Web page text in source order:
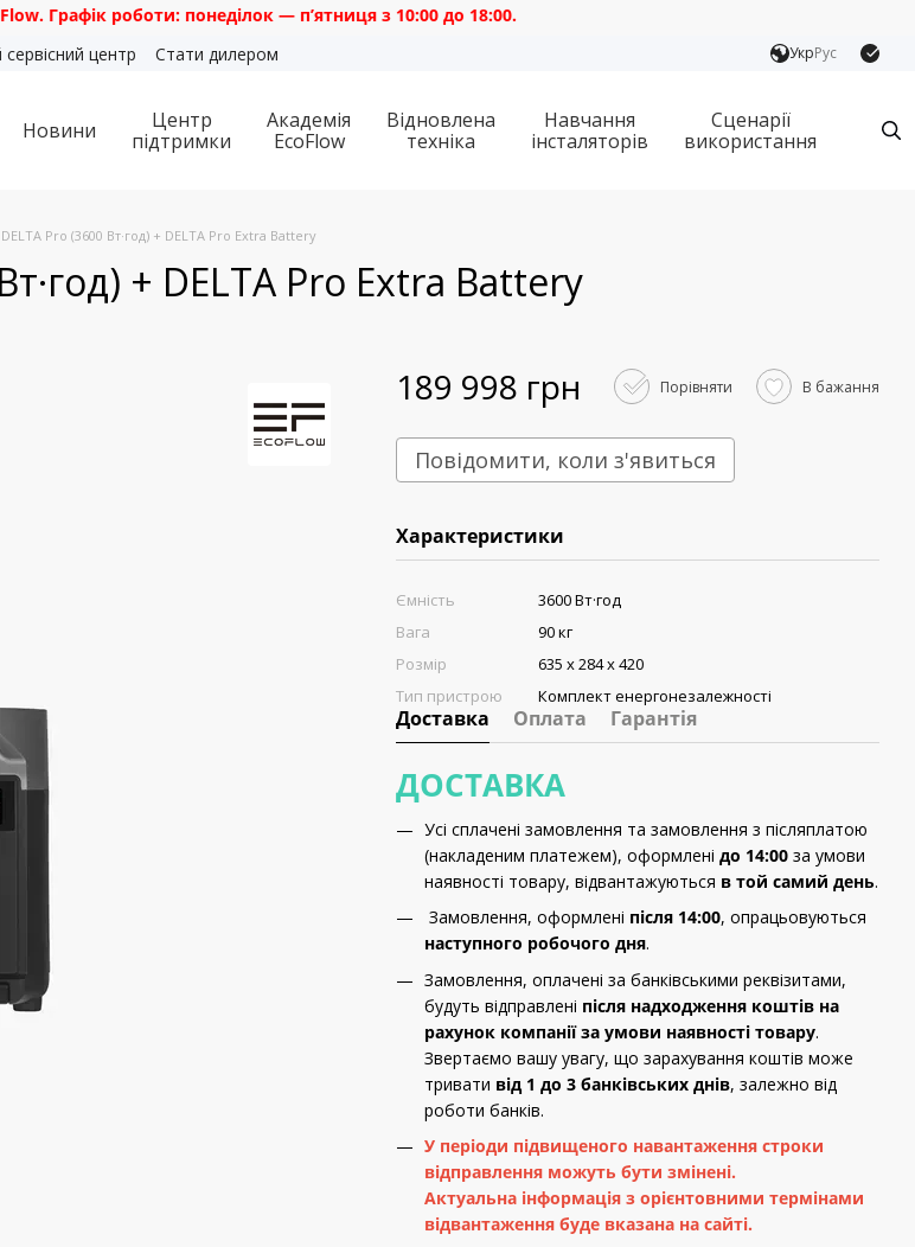
понеділок — п’ятниця з 10:00 до 18:00.
центр Стати дилером УкрРус
Новини
Центр
підтримки
Академія
EcoFlow
Відновлена
техніка
Навчання
інсталяторів
Сценарії
використання
Pro (3600 Вт·год) + DELTA Pro Extra Battery
+ DELTA Pro Extra Battery
189 998 грн Порівняти В бажання
Повідомити, коли з'явиться
Характеристики
Ємність
3600 Вт·год
Вага
90 кг
Розмір
635 x 284 x 420
Тип пристрою
Комплект енергонезалежності
Доставка Оплата Гарантія
ДОСТАВКА
Усі сплачені замовлення та замовлення з післяплатою
(накладеним платежем), оформлені до 14:00 за умови
наявності товару, відвантажуються в той самий день.
Замовлення, оформлені після 14:00, опрацьовуються
наступного робочого дня.
Замовлення, оплачені за банківськими реквізитами,
будуть відправлені після надходження коштів на
рахунок компанії за умови наявності товару.
Звертаємо вашу увагу, що зарахування коштів може
тривати від 1 до 3 банківських днів, залежно від
роботи банків.
У періоди підвищеного навантаження строки
відправлення можуть бути змінені.
Актуальна інформація з орієнтовними термінами
відвантаження буде вказана на сайті.